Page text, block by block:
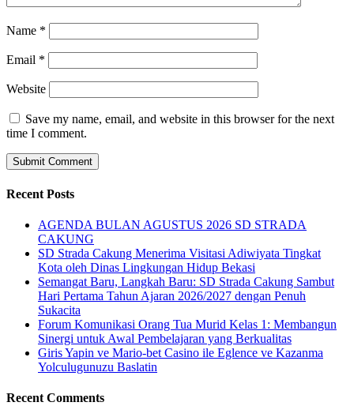
Name *
Email *
Website
Save my name, email, and website in this browser for the next
time I comment.
Recent Posts
AGENDA BULAN AGUSTUS 2026 SD STRADA
CAKUNG
SD Strada Cakung Menerima Visitasi Adiwiyata Tingkat
Kota oleh Dinas Lingkungan Hidup Bekasi
Semangat Baru, Langkah Baru: SD Strada Cakung Sambut
Hari Pertama Tahun Ajaran 2026/2027 dengan Penuh
Sukacita
Forum Komunikasi Orang Tua Murid Kelas 1: Membangun
Sinergi untuk Awal Pembelajaran yang Berkualitas
Giris Yapin ve Mario-bet Casino ile Eglence ve Kazanma
Yolculugunuzu Baslatin
Recent Comments